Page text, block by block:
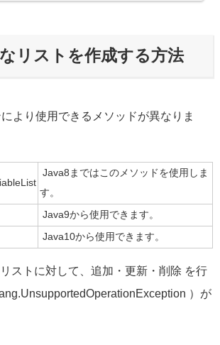
リストを作成する方法
より使用できるメソッドが異なりま
Java8まではこのメソッドを使用しま
す。
Java9から使用できます。
Java10から使用できます。
ストに対して、追加・更新・削除 を行
）が